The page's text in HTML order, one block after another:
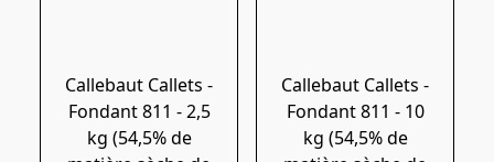
Callebaut Callets -
Fondant 811 - 2,5
kg (54,5% de
Callebaut Callets -
Fondant 811 - 10
kg (54,5% de